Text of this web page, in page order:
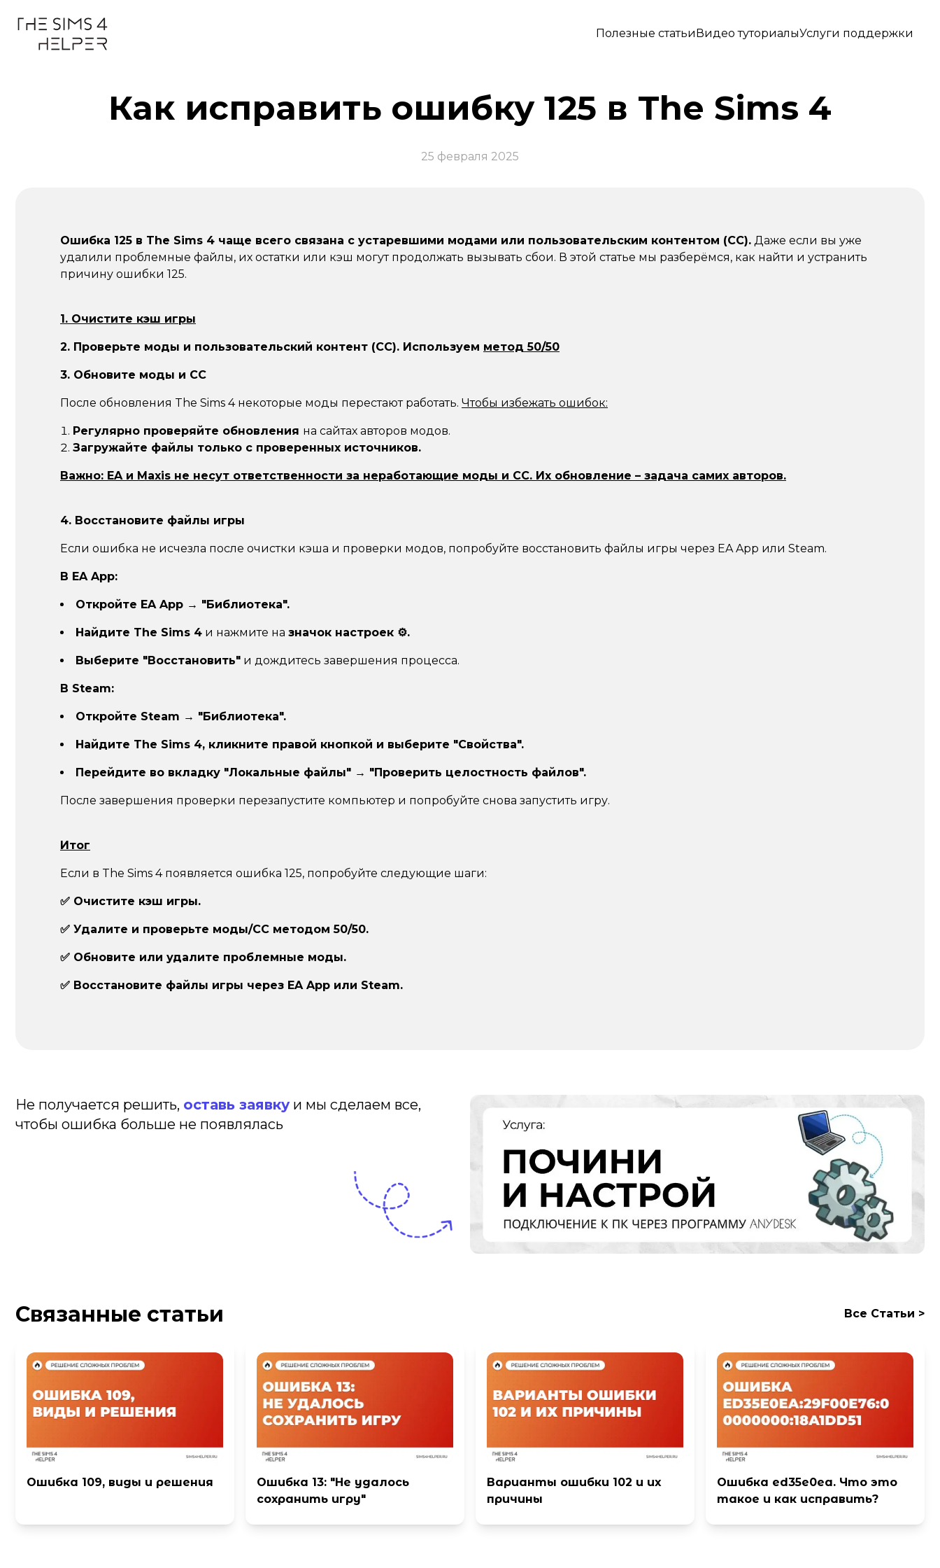
Полезные статьиВидео туториалыУслуги поддержки
Как исправить ошибку 125 в The Sims 4
25 февраля 2025
Ошибка 125 в The Sims 4 чаще всего связана с устаревшими модами или пользовательским контентом (CC). Даже если вы уже
удалили проблемные файлы, их остатки или кэш могут продолжать вызывать сбои. В этой статье мы разберёмся, как найти и устранить
причину ошибки 125.
1. Очистите кэш игры
2. Проверьте моды и пользовательский контент (CC). Используем метод 50/50
3. Обновите моды и CC
После обновления The Sims 4 некоторые моды перестают работать. Чтобы избежать ошибок:
Регулярно проверяйте обновления на сайтах авторов модов.
Загружайте файлы только с проверенных источников.
Важно: EA и Maxis не несут ответственности за неработающие моды и CC. Их обновление – задача самих авторов.
4. Восстановите файлы игры
Если ошибка не исчезла после очистки кэша и проверки модов, попробуйте восстановить файлы игры через EA App или Steam.
В EA App:
Откройте EA App → "Библиотека".
Найдите The Sims 4 и нажмите на значок настроек ⚙.
Выберите "Восстановить" и дождитесь завершения процесса.
В Steam:
Откройте Steam → "Библиотека".
Найдите The Sims 4, кликните правой кнопкой и выберите "Свойства".
Перейдите во вкладку "Локальные файлы" → "Проверить целостность файлов".
После завершения проверки перезапустите компьютер и попробуйте снова запустить игру.
Итог
Если в The Sims 4 появляется ошибка 125, попробуйте следующие шаги:
✅ Очистите кэш игры.
✅ Удалите и проверьте моды/CC методом 50/50.
✅ Обновите или удалите проблемные моды.
✅ Восстановите файлы игры через EA App или Steam.
Не получается решить, оставь заявку и мы сделаем все,
чтобы ошибка больше не появлялась
Связанные статьи Все Cтатьи >
Ошибка 109, виды и решения
Ошибка 13: "Не удалось
сохранить игру"
Варианты ошибки 102 и их
причины
Ошибка ed35e0ea. Что это
такое и как исправить?